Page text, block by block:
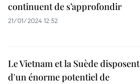
continuent de s’approfondir
21/01/2024 12:52
Le Vietnam et la Suède disposent
d'un énorme potentiel de